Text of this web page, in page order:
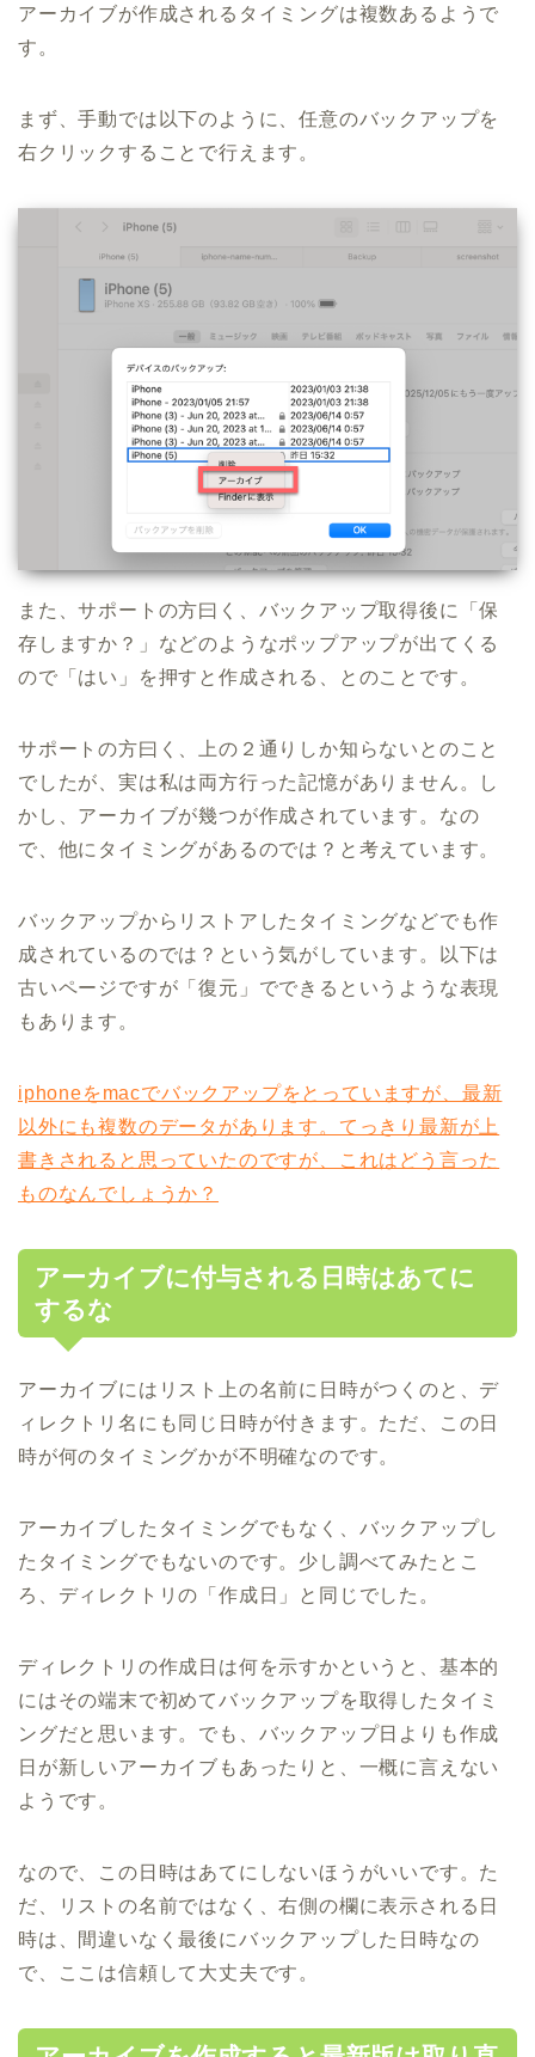
アーカイブが作成されるタイミングは複数あるようで
す。
まず、手動では以下のように、任意のバックアップを
右クリックすることで行えます。
また、サポートの方曰く、バックアップ取得後に「保
存しますか？」などのようなポップアップが出てくる
ので「はい」を押すと作成される、とのことです。
サポートの方曰く、上の２通りしか知らないとのこと
でしたが、実は私は両方行った記憶がありません。し
かし、アーカイブが幾つが作成されています。なの
で、他にタイミングがあるのでは？と考えています。
バックアップからリストアしたタイミングなどでも作
成されているのでは？という気がしています。以下は
古いページですが「復元」でできるというような表現
もあります。
iphoneをmacでバックアップをとっていますが、最新
以外にも複数のデータがあります。てっきり最新が上
書きされると思っていたのですが、これはどう言った
ものなんでしょうか？
アーカイブに付与される日時はあてに
するな
アーカイブにはリスト上の名前に日時がつくのと、デ
ィレクトリ名にも同じ日時が付きます。ただ、この日
時が何のタイミングかが不明確なのです。
アーカイブしたタイミングでもなく、バックアップし
たタイミングでもないのです。少し調べてみたとこ
ろ、ディレクトリの「作成日」と同じでした。
ディレクトリの作成日は何を示すかというと、基本的
にはその端末で初めてバックアップを取得したタイミ
ングだと思います。でも、バックアップ日よりも作成
日が新しいアーカイブもあったりと、一概に言えない
ようです。
なので、この日時はあてにしないほうがいいです。た
だ、リストの名前ではなく、右側の欄に表示される日
時は、間違いなく最後にバックアップした日時なの
で、ここは信頼して大丈夫です。